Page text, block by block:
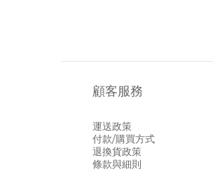
顧客服務
運送政策
付款/購買方式
退換貨政策
條款與細則